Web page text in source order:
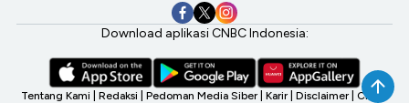
Download aplikasi CNBC Indonesia:
Tentang Kami Redaksi Pedoman Media Siber Karir Disclaimer CNBC